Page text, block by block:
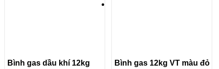
Bình gas dầu khí 12kg
Bình gas 12kg VT màu đỏ